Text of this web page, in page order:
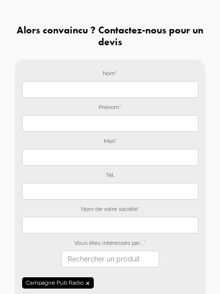
Alors convaincu ? Contactez-nous pour un
devis
Nom*
Prénom*
Mail*
Tèl.
Nom de votre société*
Vous êtes intéressés par...*
Campagne Pub Radio